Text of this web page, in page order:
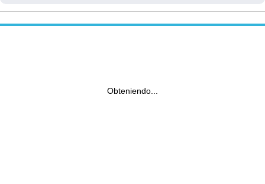
Obteniendo...